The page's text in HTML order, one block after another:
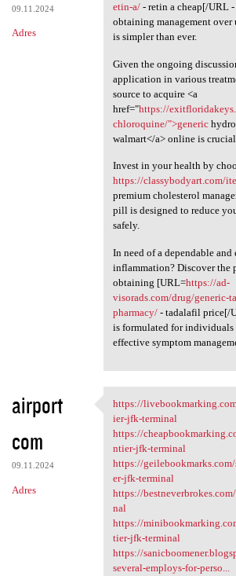
09.11.2024
Adres
etin-a/- retin a cheap[/URL -
obtaining management
is simpler than ever.
Given the ongoing
application in various
source to acquire <a
href="https://
chloroquine/">generic
walmart</a> online is crucial
Invest in your health by
https://classybodyart.com/
premium cholesterol
pill is designed to reduce
safely.
In need of a dependable
inflammation? Discover the
obtaining [URL=https://ad-
visorads.com/drug/generic-
pharmacy/- tadalafil price[/
is formulated for individuals
effective symptom
airport
com
09.11.2024
Adres
https://
https://
ier-jfk-terminal
https://
ntier-jfk-terminal
https://
er-jfk-terminal
https://
nal
https://
tier-jfk-terminal
https://
several-employs-for-perso...